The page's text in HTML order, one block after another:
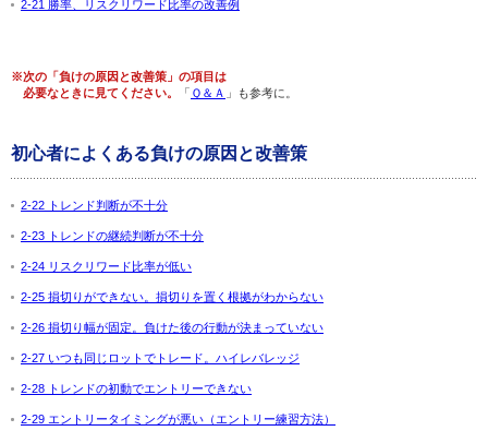
2-21 勝率、リスクリワード比率の改善例
※次の「負けの原因と改善策」の項目は
必要なときに見てください。
「 Ｑ＆Ａ 」も参考に。
初心者によくある負けの原因と改善策
2-22 トレンド判断が不十分
2-23 トレンドの継続判断が不十分
2-24 リスクリワード比率が低い
2-25 損切りができない。損切りを置く根拠がわからない
2-26 損切り幅が固定。負けた後の行動が決まっていない
2-27 いつも同じロットでトレード。ハイレバレッジ
2-28 トレンドの初動でエントリーできない
2-29 エントリータイミングが悪い（エントリー練習方法）